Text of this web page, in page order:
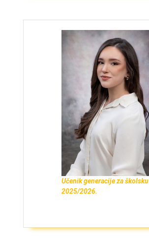
Učenik generacije za školsku
2025/2026.